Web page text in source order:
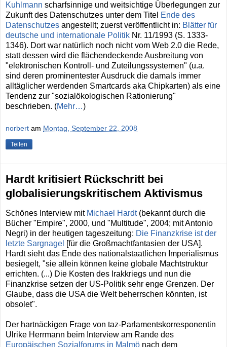
Kuhlmann scharfsinnige und weitsichtige Überlegungen zur
Zukunft des Datenschutzes unter dem Titel Ende des
Datenschutzes angestellt; zuerst veröffentlicht in: Blätter für
deutsche und internationale Politik Nr. 11/1993 (S. 1333-
1346). Dort war natürlich noch nicht vom Web 2.0 die Rede,
statt dessen wird die flächendeckende Ausbreitung von
"elektronischen Kontroll- und Zuteilungssystemen" (u.a.
sind deren prominentester Ausdruck die damals immer
alltäglicher werdenden Smartcards aka Chipkarten) als eine
Tendenz zur "sozialökologischen Rationierung"
beschrieben. (Mehr…)
norbert am Montag, September 22, 2008
Teilen
Hardt kritisiert Rückschritt bei
globalisierungskritischem Aktivismus
Schönes Interview mit Michael Hardt(bekannt durch die
Bücher "Empire", 2000, und "Multitude", 2004; mit Antonio
Negri) in der heutigen tageszeitung: Die Finanzkrise ist der
letzte Sargnagel [für die Großmachtfantasien der USA].
Hardt sieht das Ende des nationalstaatlichen Imperialismus
besiegelt, "sie allein können keine globale Machtstruktur
errichten. (...) Die Kosten des Irakkriegs und nun die
Finanzkrise setzen der US-Politik sehr enge Grenzen. Der
Glaube, dass die USA die Welt beherrschen könnten, ist
obsolet".
Der hartnäckigen Frage von taz-Parlamentskorresponentin
Ulrike Herrmann beim Interview am Rande des
Europäischen Sozialforums in Malmö nach dem